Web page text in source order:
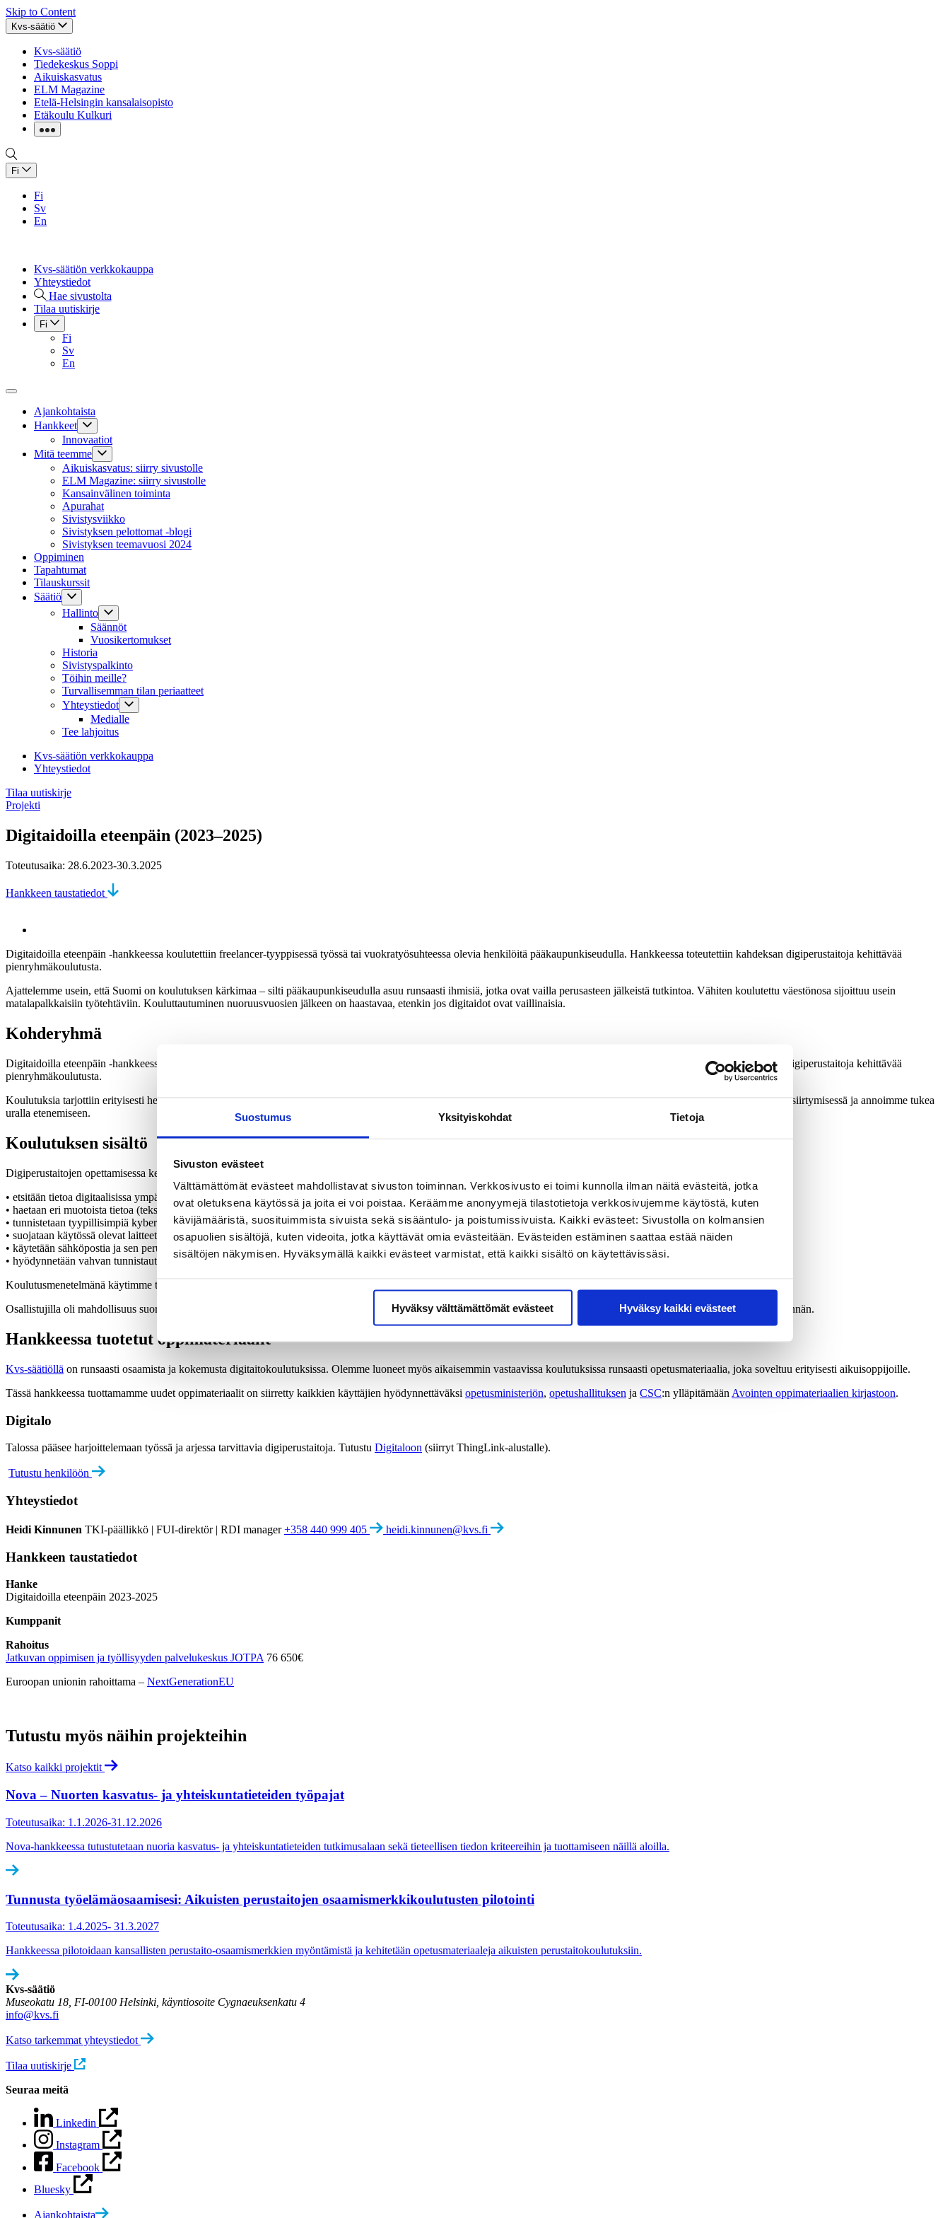
Suostumus Yksityiskohdat Tietoja
Sivuston evästeet
Välttämättömät evästeet mahdollistavat sivuston toiminnan. Verkkosivusto ei toimi kunnolla ilman näitä evästeitä, jotka
ovat oletuksena käytössä ja joita ei voi poistaa. Keräämme anonyymejä tilastotietoja verkkosivujemme käytöstä, kuten
kävijämääristä, suosituimmista sivuista sekä sisääntulo- ja poistumissivuista. Kaikki evästeet: Sivustolla on kolmansien
osapuolien sisältöjä, kuten videoita, jotka käyttävät omia evästeitään. Evästeiden estäminen saattaa estää näiden
sisältöjen näkymisen. Hyväksymällä kaikki evästeet varmistat, että kaikki sisältö on käytettävissäsi.
Hyväksy välttämättömät evästeet Hyväksy kaikki evästeet
Skip to Content
Kvs-säätiö
Kvs-säätiö
Tiedekeskus Soppi
Aikuiskasvatus
ELM Magazine
Etelä-Helsingin kansalaisopisto
Etäkoulu Kulkuri
Fi
Fi
Sv
En
Kvs-säätiön verkkokauppa
Yhteystiedot
Hae sivustolta
Tilaa uutiskirje
Fi
Fi
Sv
En
Ajankohtaista
Hankkeet
Innovaatiot
Mitä teemme
Aikuiskasvatus: siirry sivustolle
ELM Magazine: siirry sivustolle
Kansainvälinen toiminta
Apurahat
Sivistysviikko
Sivistyksen pelottomat -blogi
Sivistyksen teemavuosi 2024
Oppiminen
Tapahtumat
Tilauskurssit
Säätiö
Hallinto
Säännöt
Vuosikertomukset
Historia
Sivistyspalkinto
Töihin meille?
Turvallisemman tilan periaatteet
Yhteystiedot
Medialle
Tee lahjoitus
Kvs-säätiön verkkokauppa
Yhteystiedot
Tilaa uutiskirje
Projekti
Digitaidoilla eteenpäin (2023–2025)
Toteutusaika: 28.6.2023-30.3.2025
Hankkeen taustatiedot
Digitaidoilla eteenpäin -hankkeessa koulutettiin freelancer-tyyppisessä työssä tai vuokratyösuhteessa olevia henkilöitä pääkaupunkiseudulla. Hankkeessa toteutettiin kahdeksan digiperustaitoja kehittävää
pienryhmäkoulutusta.
Ajattelemme usein, että Suomi on koulutuksen kärkimaa – silti pääkaupunkiseudulla asuu runsaasti ihmisiä, jotka ovat vailla perusasteen jälkeistä tutkintoa. Vähiten koulutettu väestönosa sijoittuu usein
matalapalkkaisiin työtehtäviin. Kouluttautuminen nuoruusvuosien jälkeen on haastavaa, etenkin jos digitaidot ovat vaillinaisia.
Kohderyhmä
Digitaidoilla eteenpäin -hankkeessa koulutettiin freelancer-tyyppisessä työssä tai vuokratyösuhteessa olevia henkilöitä pääkaupunkiseudulla. Hankkeessa toteutettiin kahdeksan digiperustaitoja kehittävää
pienryhmäkoulutusta.
Koulutuksia tarjottiin erityisesti henkilökohtaisille avustajille ja posti- ja kuljetusalan työntekijöille. Osallistujia tuettiin uravalintojen pohtimisessa: neuvoimme jatkokoulutukseen siirtymisessä ja annoimme tukea
uralla etenemiseen.
Koulutuksen sisältö
Digiperustaitojen opettamisessa keskityimme suomalaisessa työelämässä ja koulutuksessa yleisimmin tarvittaviin taitoihin; miten
• etsitään tietoa digitaalisissa ympäristöissä (hakusanat, hakukoneet)
• haetaan eri muotoista tietoa (teksti, kuva, video)
• tunnistetaan tyypillisimpiä kyber- ja tietoturvauhkia
• suojataan käytössä olevat laitteet (esim. virustorjunta, laitteiden lukitseminen ja haittaohjelmien estäminen
• käytetään sähköpostia ja sen perustoimintoja
• hyödynnetään vahvan tunnistautumisen menetelmiä
Koulutusmenetelmänä käytimme työikäisten perustaito-opetukseen kehitettyä
Osallistujilla oli mahdollisuus suorittaa digitaalisia osaamismerkkejä, joilla he voivat osoittaa digiosaamisensa työelämässä ja oppilaitoksissa ja saada opintopisteestä Koski-merkinnän.
Hankkeessa tuotetut oppimateriaalit
Kvs-säätiöllä on runsaasti osaamista ja kokemusta digitaitokoulutuksissa. Olemme luoneet myös aikaisemmin vastaavissa koulutuksissa runsaasti opetusmateriaalia, joka soveltuu erityisesti aikuisoppijoille.
Tässä hankkeessa tuottamamme uudet oppimateriaalit on siirretty kaikkien käyttäjien hyödynnettäväksi opetusministeriön, opetushallituksen ja CSC:n ylläpitämään Avointen oppimateriaalien kirjastoon.
Digitalo
Talossa pääsee harjoittelemaan työssä ja arjessa tarvittavia digiperustaitoja. Tutustu Digitaloon (siirryt ThingLink-alustalle).
Tutustu henkilöön
Yhteystiedot
Heidi Kinnunen TKI-päällikkö | FUI-direktör | RDI manager +358 440 999 405 heidi.kinnunen@kvs.fi
Hankkeen taustatiedot
Hanke
Digitaidoilla eteenpäin 2023-2025
Kumppanit
Rahoitus
Jatkuvan oppimisen ja työllisyyden palvelukeskus JOTPA76 650€
Euroopan unionin rahoittama – NextGenerationEU
Tutustu myös näihin projekteihin
Katso kaikki projektit
Nova – Nuorten kasvatus- ja yhteiskuntatieteiden työpajat
Toteutusaika: 1.1.2026-31.12.2026
Nova-hankkeessa tutustutetaan nuoria kasvatus- ja yhteiskuntatieteiden tutkimusalaan sekä tieteellisen tiedon kriteereihin ja tuottamiseen näillä aloilla.
Tunnusta työelämäosaamisesi: Aikuisten perustaitojen osaamismerkkikoulutus­ten pilotointi
Toteutusaika: 1.4.2025- 31.3.2027
Hankkeessa pilotoidaan kansallisten perustaito-osaamismerkkien myöntämistä ja kehitetään opetusmateriaaleja aikuisten perustaitokoulutuksiin.
Kvs-säätiö
Museokatu 18, FI-00100 Helsinki, käyntiosoite Cygnaeuksenkatu 4
info@kvs.fi
Katso tarkemmat yhteystiedot
Tilaa uutiskirje
Seuraa meitä
Linkedin
Instagram
Facebook
Bluesky
Ajankohtaista